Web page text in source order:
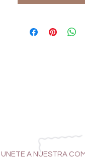
UNETE A NUESTRA